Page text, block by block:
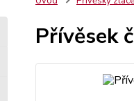
Přívěsek